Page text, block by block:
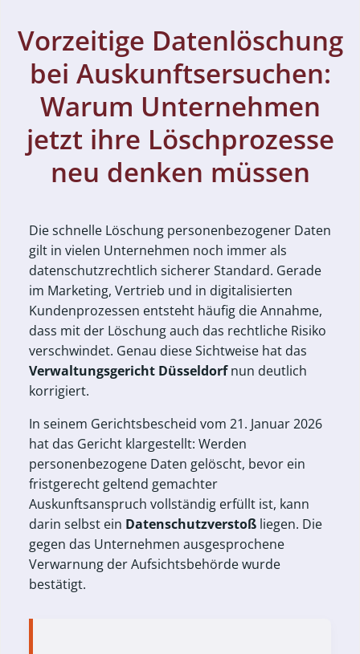
Vorzeitige Datenlöschung
bei Auskunftsersuchen:
Warum Unternehmen
jetzt ihre Löschprozesse
neu denken müssen
Die schnelle Löschung personenbezogener Daten
gilt in vielen Unternehmen noch immer als
datenschutzrechtlich sicherer Standard. Gerade
im Marketing, Vertrieb und in digitalisierten
Kundenprozessen entsteht häufig die Annahme,
dass mit der Löschung auch das rechtliche Risiko
verschwindet. Genau diese Sichtweise hat das
Verwaltungsgericht Düsseldorfnun deutlich
korrigiert.
In seinem Gerichtsbescheid vom 21. Januar 2026
hat das Gericht klargestellt: Werden
personenbezogene Daten gelöscht, bevor ein
fristgerecht geltend gemachter
Auskunftsanspruch vollständig erfüllt ist, kann
darin selbst ein Datenschutzverstoß liegen. Die
gegen das Unternehmen ausgesprochene
Verwarnung der Aufsichtsbehörde wurde
bestätigt.